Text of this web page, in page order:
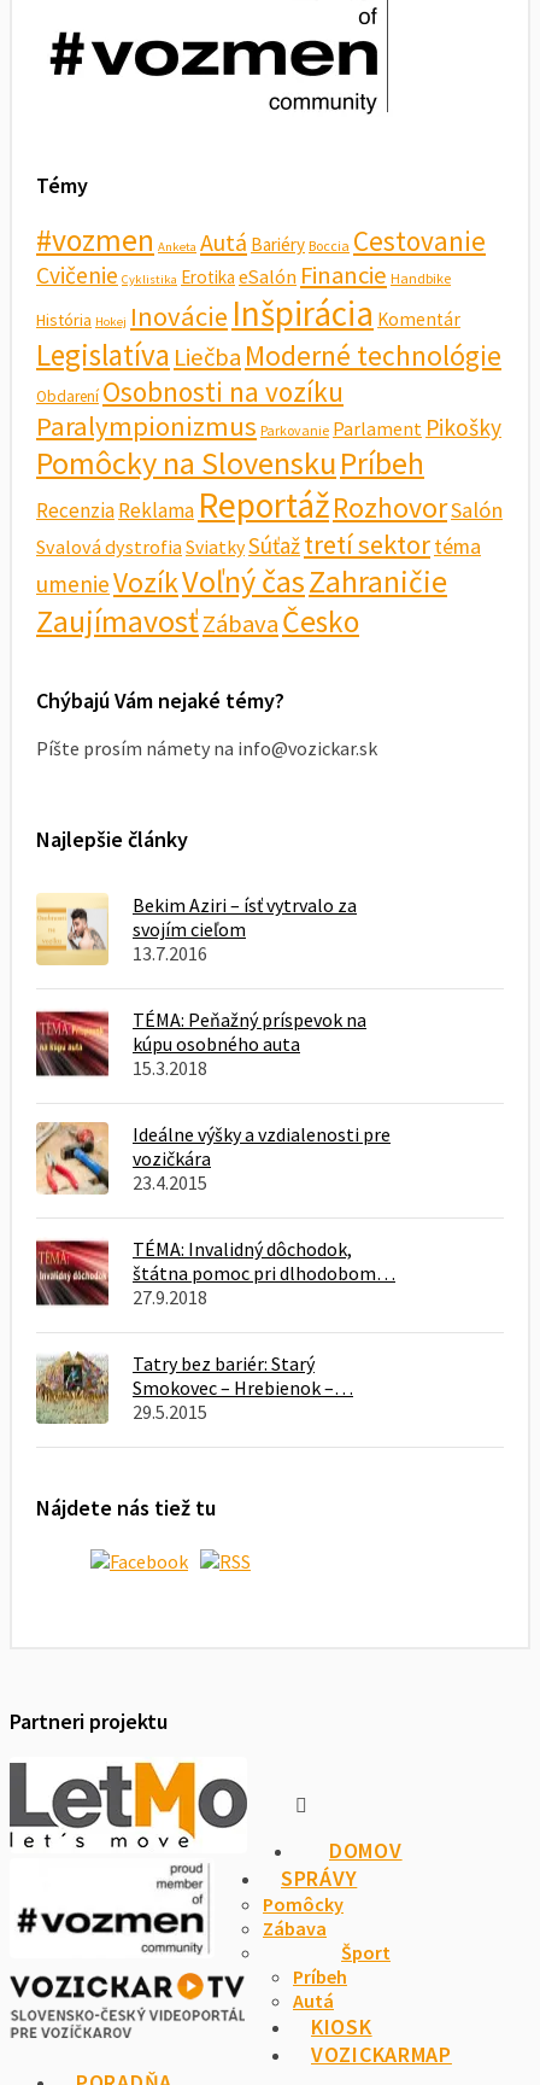
Témy
#vozmen Anketa Autá Bariéry Boccia Cestovanie
Cvičenie Cyklistika Erotika eSalón Financie Handbike
História Hokej Inovácie Inšpirácia Komentár
Legislatíva Liečba Moderné technológie
Obdarení Osobnosti na vozíku
Paralympionizmus Parkovanie Parlament Pikošky
Pomôcky na SlovenskuPríbeh
RecenziaReklama ReportážRozhovorSalón
Svalová dystrofiaSviatkySúťažtretí sektortéma
umenieVozíkVoľný časZahraničie
ZaujímavosťZábavaČesko
Chýbajú Vám nejaké témy?
Píšte prosím námety na info@vozickar.sk
Najlepšie články
Bekim Aziri – ísť vytrvalo za
svojím cieľom
13.7.2016
TÉMA: Peňažný príspevok na
kúpu osobného auta
15.3.2018
Ideálne výšky a vzdialenosti pre
vozičkára
23.4.2015
TÉMA: Invalidný dôchodok,
štátna pomoc pri dlhodobom…
27.9.2018
Tatry bez bariér: Starý
Smokovec – Hrebienok –…
29.5.2015
Nájdete nás tiež tu
Partneri projektu
DOMOV
SPRÁVY
Pomôcky
Zábava
Šport
Príbeh
Autá
KIOSK
VOZICKARMAP